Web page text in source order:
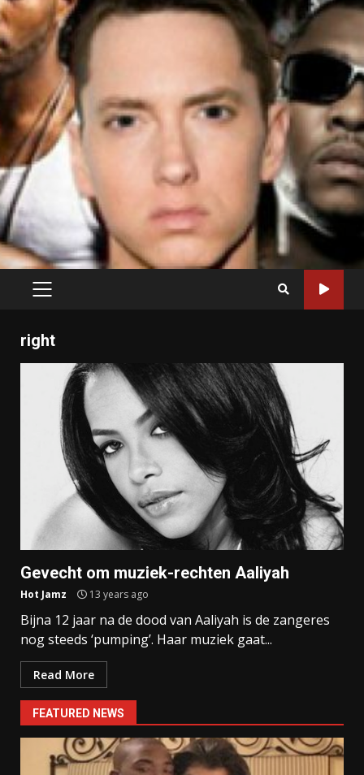
PRIMARY
right
Gevecht om muziek-rechten Aaliyah
Hot Jamz 13 years ago
Bijna 12 jaar na de dood van Aaliyah is de zangeres
nog steeds ‘pumping’. Haar muziek gaat...
Read More
FEATURED NEWS